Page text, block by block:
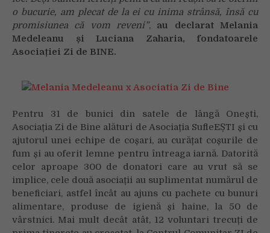
o bucurie, am plecat de la ei cu inima strânsă, însă cu
promisiunea că vom reveni”,
au declarat Melania
Medeleanu și Luciana Zaharia, fondatoarele
Asociației Zi de BINE.
Pentru 31 de bunici din satele de lângă Onești,
Asociația Zi de Bine alături de Asociația SufleEȘTI și cu
ajutorul unei echipe de coșari, au curățat coșurile de
fum și au oferit lemne pentru întreaga iarnă. Datorită
celor aproape 300 de donatori care au vrut să se
implice, cele două asociații au suplimentat numărul de
beneficiari, astfel încât au ajuns cu pachete cu bunuri
alimentare, produse de igienă și haine, la 50 de
vârstnici. Mai mult decât atât, 12 voluntari trecuți de